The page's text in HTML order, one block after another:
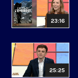
23:16
25:25